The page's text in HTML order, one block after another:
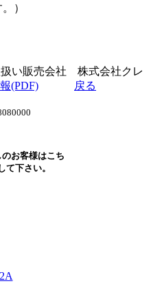
）
扱い販売会社 株式会社クレ
(PDF) 戻る
お客様はこち
て下さい。